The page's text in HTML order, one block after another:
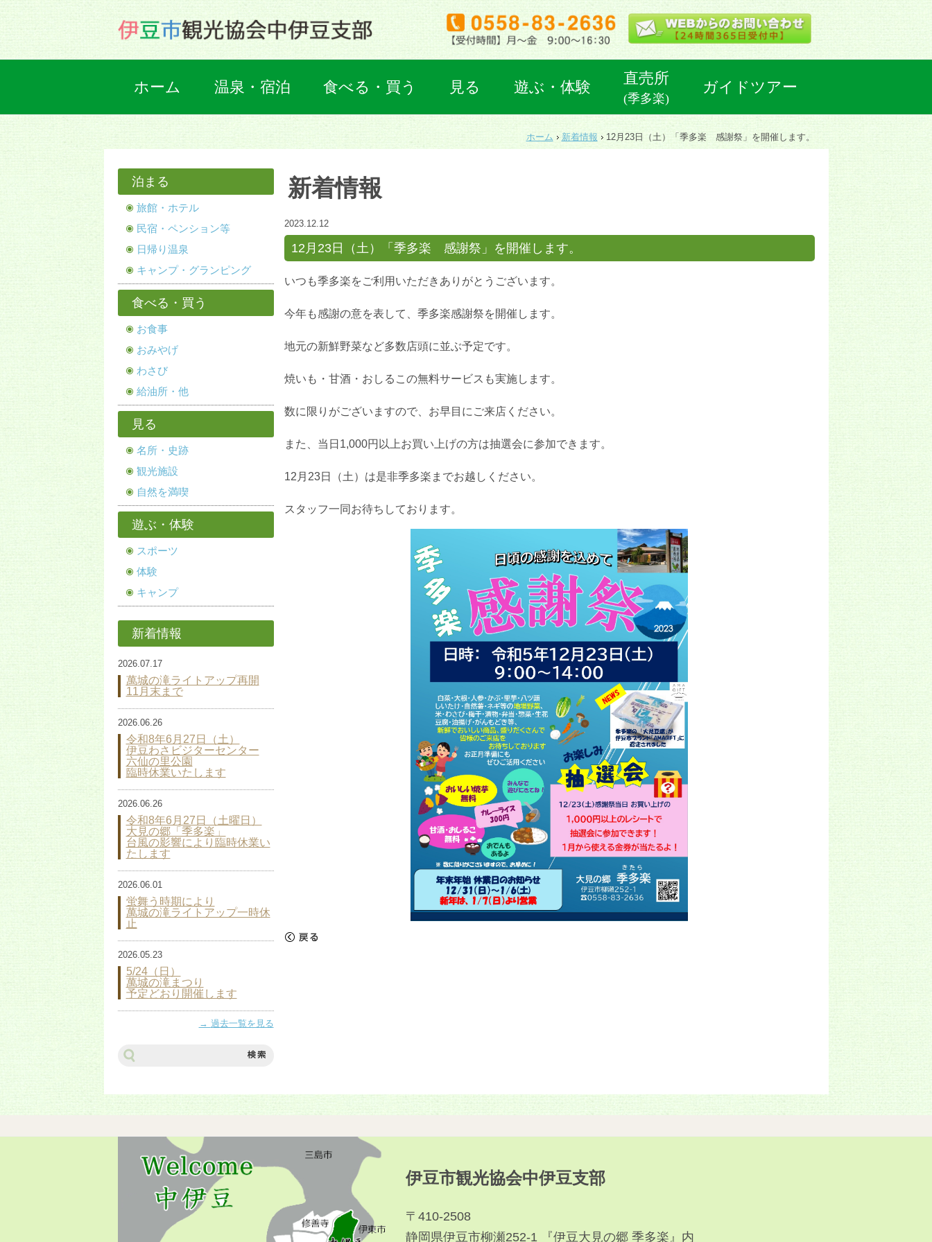
ホーム 温泉・宿泊 食べる・買う 見る 遊ぶ・体験
直売所
(季多楽)
ガイドツアー
ホーム 新着情報 12月23日（土）「季多楽 感謝祭」を開催します。
新着情報
2023.12.12
12月23日（土）「季多楽 感謝祭」を開催します。
いつも季多楽をご利用いただきありがとうございます。
今年も感謝の意を表して、季多楽感謝祭を開催します。
地元の新鮮野菜など多数店頭に並ぶ予定です。
焼いも・甘酒・おしるこの無料サービスも実施します。
数に限りがございますので、お早目にご来店ください。
また、当日1,000円以上お買い上げの方は抽選会に参加できます。
12月23日（土）は是非季多楽までお越しください。
スタッフ一同お待ちしております。
泊まる
旅館・ホテル
民宿・ペンション等
日帰り温泉
キャンプ・グランピング
食べる・買う
お食事
おみやげ
わさび
給油所・他
見る
名所・史跡
観光施設
自然を満喫
遊ぶ・体験
スポーツ
体験
キャンプ
新着情報
2026.07.17
萬城の滝ライトアップ再開
11月末まで
2026.06.26
令和8年6月27日（土）
伊豆わさビジターセンター
六仙の里公園
臨時休業いたします
2026.06.26
令和8年6月27日（土曜日）
大見の郷「季多楽」
台風の影響により臨時休業い
たします
2026.06.01
蛍舞う時期により
萬城の滝ライトアップ一時休
止
2026.05.23
5/24（日）
萬城の滝まつり
予定どおり開催します
過去一覧を見る
サ
イ
検
伊豆市観光協会中伊豆支部
〒410-2508
静岡県伊豆市柳瀬252-1 『伊豆大見の郷 季多楽』内